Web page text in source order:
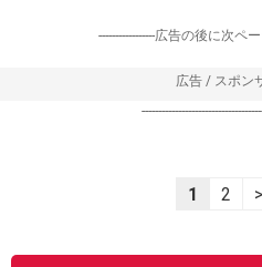
-----------------広告の後に次ペ
広告 / スポン
1 2 >